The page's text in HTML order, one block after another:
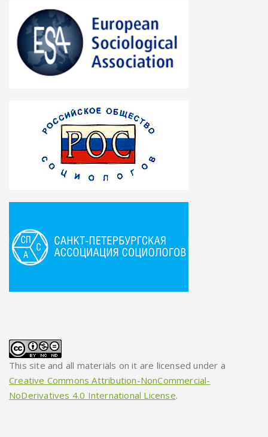
This site and all materials on it are licensed under a
Creative Commons Attribution-NonCommercial-
NoDerivatives 4.0 International License.